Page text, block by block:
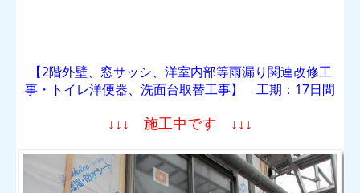
【2階外壁、窓サッシ、洋室内部等雨漏り関連改修工
事・トイレ洋便器、洗面台取替工事】 工期：17日間
↓↓↓ 施工中です ↓↓↓